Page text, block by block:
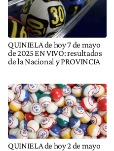
QUINIELA de hoy 7 de mayo
de 2025 EN VIVO: resultados
de la Nacional y PROVINCIA
QUINIELA de hoy 2 de mayo